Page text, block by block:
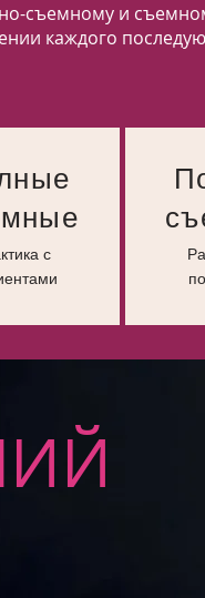
съемному и
каждого
с